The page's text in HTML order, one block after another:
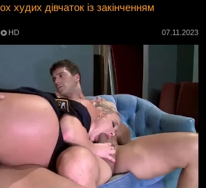
худих дівчаток із закінченням
HD 07.11.2023